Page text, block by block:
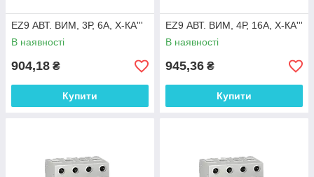
EZ9 АВТ. ВИМ, 3Р, 6А, Х-КА'''
В наявності
904,18 ₴
Купити
EZ9 АВТ. ВИМ, 4Р, 16А, Х-КА'''
В наявності
945,36 ₴
Купити